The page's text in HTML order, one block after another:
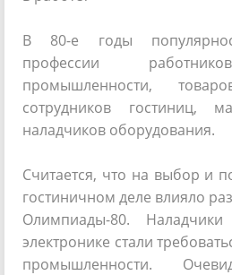
В 80-е годы
профессии
промышленности,
сотрудников гостиниц,
наладчиков оборудования.
Считается, что на выбор и
гостиничном деле влияло
Олимпиады-80.
электронике стали
промышленности.